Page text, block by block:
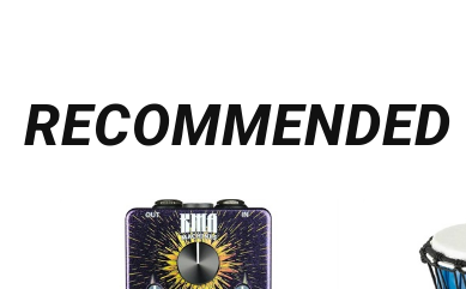
RECOMMENDED